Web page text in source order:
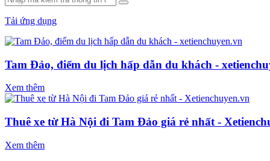
Tải ứng dụng
Tam Đảo, điểm du lịch hấp dẫn du khách -
Xem thêm
Thuê xe từ Hà Nội đi Tam Đảo giá rẻ nhất -
Xem thêm